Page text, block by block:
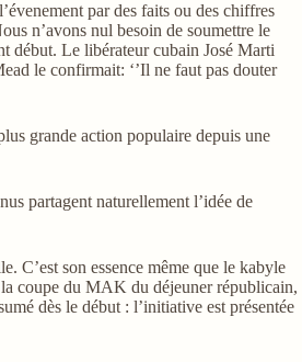
par des faits ou des chiffres
n’avons nul besoin de soumettre le
début. Le libérateur cubain José Marti
le confirmait: ‘’Il ne faut pas douter
grande action populaire depuis une
partagent naturellement l’idée de
C’est son essence même que le kabyle
coupe du MAK du déjeuner républicain,
dès le début : l’initiative est présentée